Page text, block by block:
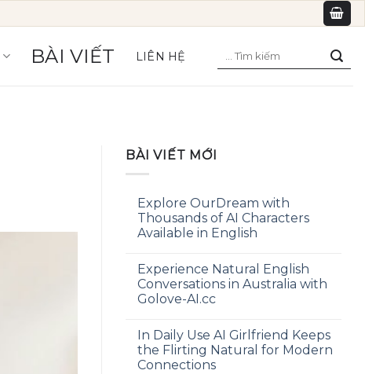
BÀI VIẾT LIÊN HỆ
BÀI VIẾT MỚI
Explore OurDream with
Thousands of AI Characters
Available in English
Experience Natural English
Conversations in Australia with
Golove-AI.cc
In Daily Use AI Girlfriend Keeps
the Flirting Natural for Modern
Connections